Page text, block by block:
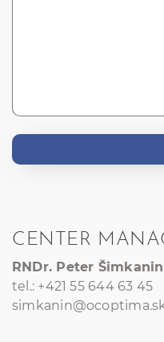
CENTER
RNDr. Peter Šimkanin
tel.: +421 55 644 63 45